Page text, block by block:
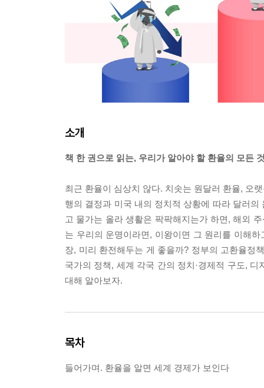
소개
책 한 권으로 읽는, 우리가 알아야 할 환율의 모든
최근 환율이 심상치 않다. 치솟는 원달러 환율, 오
행의 결정과 미국 내의 정치적 상황에 따라 달러
고 물가는 올라 생활은 팍팍해지는가 하면, 해외
는 우리의 운명이라면, 이왕이면 그 원리를 이해
장, 미리 환전해두는 게 좋을까? 정부의 고환율정
국가의 정책, 세계 각국 간의 정치·경제적 구도,
대해 알아보자.
목차
들어가며. 환율을 알면 세계 경제가 보인다